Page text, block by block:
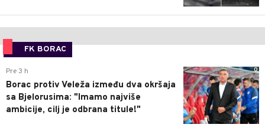
FK BORAC
0
Pre 3 h
Borac protiv Veleža između dva okršaja
sa Bjelorusima: "Imamo najviše
ambicije, cilj je odbrana titule!"